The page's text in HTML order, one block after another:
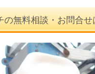
の無料相談・お問合せ